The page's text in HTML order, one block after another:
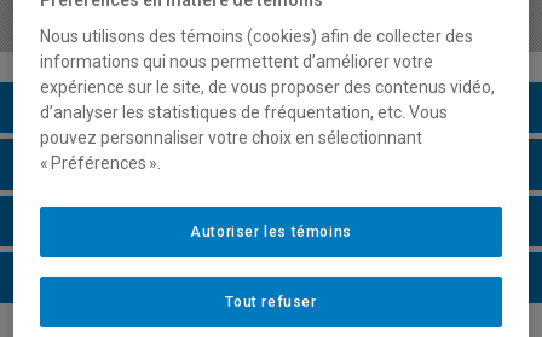
cognition
Description du cours
Horaire - Été 2026
Horaire - Automne 2026
Horaire - Hiver 2027
Nous utilisons des témoins (cookies) afin de collecter des
informations qui nous permettent d’améliorer votre
expérience sur le site, de vous proposer des contenus vidéo,
d’analyser les statistiques de fréquentation, etc. Vous
pouvez personnaliser votre choix en sélectionnant
« Préférences ».
Tout refuser
Autoriser les témoins